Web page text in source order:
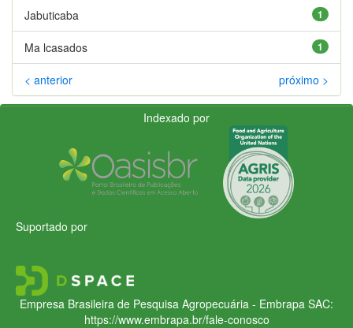
1
Jabuticaba
1
Ma lcasados
< anterior próximo >
Indexado por
Suportado por
Empresa Brasileira de Pesquisa Agropecuária - Embrapa SAC:
https://www.embrapa.br/fale-conosco